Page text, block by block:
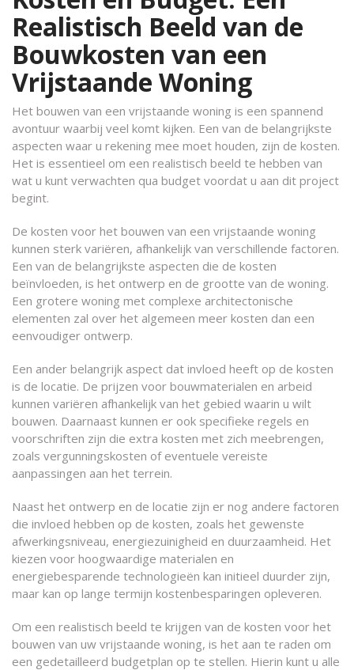
Realistisch Beeld van de
Bouwkosten van een
Vrijstaande Woning
Het bouwen van een vrijstaande woning is een spannend
avontuur waarbij veel komt kijken. Een van de belangrijkste
aspecten waar u rekening mee moet houden, zijn de kosten.
Het is essentieel om een realistisch beeld te hebben van
wat u kunt verwachten qua budget voordat u aan dit project
begint.
De kosten voor het bouwen van een vrijstaande woning
kunnen sterk variëren, afhankelijk van verschillende factoren.
Een van de belangrijkste aspecten die de kosten
beïnvloeden, is het ontwerp en de grootte van de woning.
Een grotere woning met complexe architectonische
elementen zal over het algemeen meer kosten dan een
eenvoudiger ontwerp.
Een ander belangrijk aspect dat invloed heeft op de kosten
is de locatie. De prijzen voor bouwmaterialen en arbeid
kunnen variëren afhankelijk van het gebied waarin u wilt
bouwen. Daarnaast kunnen er ook specifieke regels en
voorschriften zijn die extra kosten met zich meebrengen,
zoals vergunningskosten of eventuele vereiste
aanpassingen aan het terrein.
Naast het ontwerp en de locatie zijn er nog andere factoren
die invloed hebben op de kosten, zoals het gewenste
afwerkingsniveau, energiezuinigheid en duurzaamheid. Het
kiezen voor hoogwaardige materialen en
energiebesparende technologieën kan initieel duurder zijn,
maar kan op lange termijn kostenbesparingen opleveren.
Om een realistisch beeld te krijgen van de kosten voor het
bouwen van uw vrijstaande woning, is het aan te raden om
een gedetailleerd budgetplan op te stellen. Hierin kunt u alle